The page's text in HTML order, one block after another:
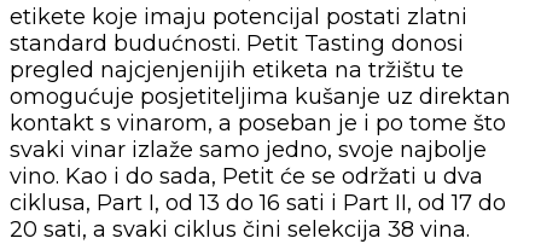
etikete koje imaju potencijal postati zlatni
standard budućnosti. Petit Tasting donosi
pregled najcjenjenijih etiketa na tržištu te
omogućuje posjetiteljima kušanje uz direktan
kontakt s vinarom, a poseban je i po tome što
svaki vinar izlaže samo jedno, svoje najbolje
vino. Kao i do sada, Petit će se održati u dva
ciklusa, Part I, od 13 do 16 sati i Part II, od 17 do
20 sati, a svaki ciklus čini selekcija 38 vina.